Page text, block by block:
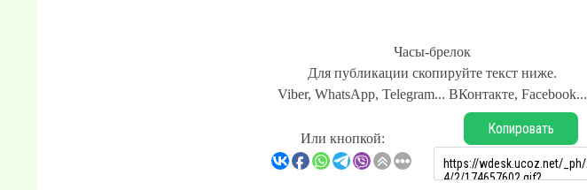
Часы-брелок
Для публикации скопируйте текст ниже.
Viber, WhatsApp, Telegram... ВКонтакте, Facebook...
Или кнопкой:
Копировать